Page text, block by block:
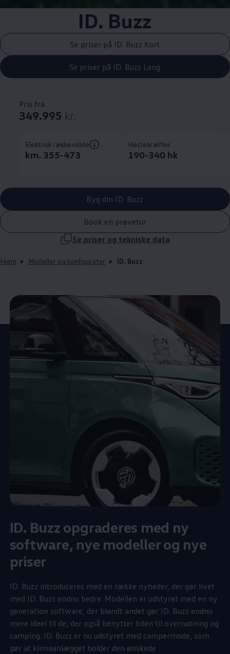
ID. Buzz
Se priser på ID. Buzz Kort
Se priser på ID. Buzz Lang
Pris fra
349.995 kr.
Elektrisk rækkevidde
km. 355-473
Hestekræfter
190-340 hk
Byg din ID. Buzz
Book en prøvetur
Se priser og tekniske data
Hjem Modeller og konfigurator ID. Buzz
ID. Buzz opgraderes med ny
software, nye modeller og nye
priser
ID. Buzz introduceres med en række nyheder, der gør livet
med ID. Buzz endnu bedre. Modellen er udstyret med en ny
generation software, der blandt andet gør ID. Buzz endnu
mere ideel til de, der også benytter bilen til overnatning og
camping. ID. Buzz er nu udstyret med campermode, som
gør at klimaanlægget holder den ønskede